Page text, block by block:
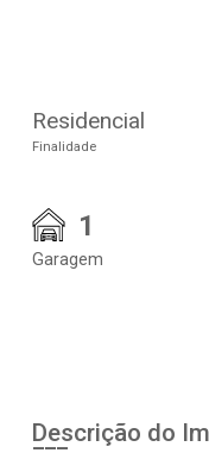
Residencial
Finalidade
1
Garagem
Descrição do